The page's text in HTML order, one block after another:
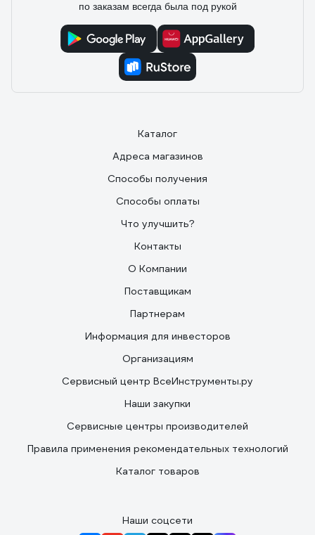
по заказам всегда была под рукой
Каталог
Адреса магазинов
Способы получения
Способы оплаты
Что улучшить?
Контакты
О Компании
Поставщикам
Партнерам
Информация для инвесторов
Организациям
Сервисный центр ВсеИнструменты.ру
Наши закупки
Сервисные центры производителей
Правила применения рекомендательных технологий
Каталог товаров
Наши соцсети